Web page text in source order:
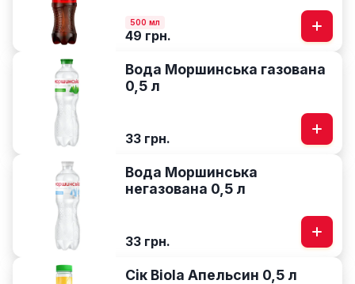
500 мл
49 грн.
Вода Моршинська газована
0,5 л
33 грн.
Вода Моршинська
негазована 0,5 л
33 грн.
Сік Biola Апельсин 0,5 л